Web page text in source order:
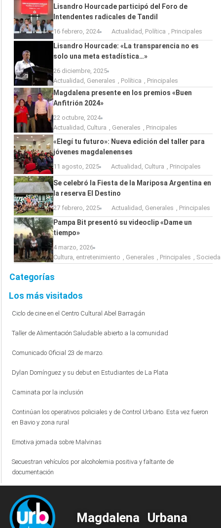
Lisandro Hourcade participó del Foro de
Intendentes radicales de Tandil
16 febrero, 2024 Actualidad , Política , Principales
Lisandro Hourcade: «La transparencia no es
solo una meta estadística…»
26 diciembre, 2025
Actualidad , Generales , Política , Principales
Magdalena presente en los premios «Buen
Anfitrión 2024»
22 octubre, 2024
Actualidad , Cultura , Generales , Principales
«Elegí tu futuro»: Nueva edición del taller para
jóvenes magdalenenses
11 agosto, 2025 Actualidad , Cultura , Principales
Se celebró la Fiesta de la Mariposa Argentina en
la reserva El Destino
27 febrero, 2025 Actualidad , Generales , Principales
Pampa Bit presentó su videoclip «Dame un
tiempo»
4 marzo, 2026
Cultura, entretenimiento , Generales , Principales ,
Categorías
Los más visitados
Ciclo de cine en el Centro Cultural Abel Barragán
Taller de Alimentación Saludable abierto a la comunidad
Comunicado Oficial 23 de marzo.
Dylan Domínguez y su debut en Estudiantes de La Plata
Caminata por la inclusión
Continúan los operativos policiales y de Control Urbano. Esta vez fueron
en Bavio y zona rural
Emotiva jornada sobre Malvinas
Secuestran vehículos por alcoholemia positiva y faltante de
documentación
Magdalena Urbana